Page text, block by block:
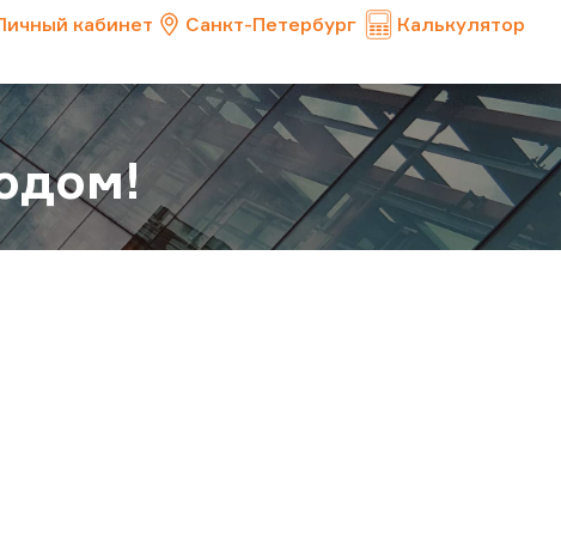
кабинет Санкт-Петербург Калькулятор